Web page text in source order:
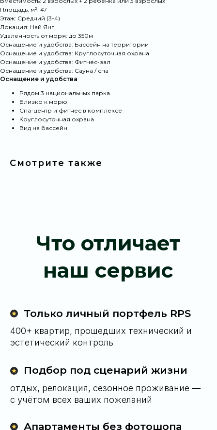
Площадь, м²: 47
Этаж: Средний (3-4)
Локация: Най Янг
Удаленность от моря: до 350м
Оснащение и удобства: Бассейн на территории
Оснащение и удобства: Круглосуточная охрана
Оснащение и удобства: Фитнес-зал
Оснащение и удобства: Сауна / спа
Оснащение и удобства
Рядом 3 национальных парка
Близко к морю
Спа-центр и фитнес в комплексе
Круглосуточная охрана
Вид на бассейн
Смотрите также
Личный стандарт качества
Мы не “принимаем объекты” — мы их
создаём. В каждой квартире — уют,
собранный из деталей, продуманные
бытовые решения и комфорт, проверенный
Гарантированная стоимость
Апартаменты без фотошопа
Актуальные фото и видео квартир и ЖК. Вы
заранее знаете, что ждёт вас по прибытии
Подбор под сценарий жизни
отдых, релокация, сезонное проживание —
с учётом всех ваших пожеланий
успеют появиться
новую точку притяжения на карте Пхукета